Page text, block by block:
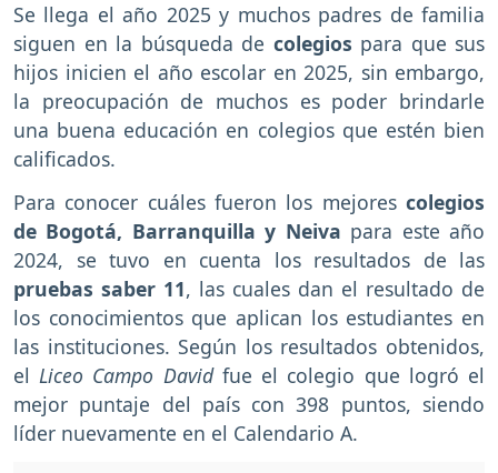
Se llega el año 2025 y muchos padres de familia
siguen en la búsqueda de colegios para que sus
hijos inicien el año escolar en 2025, sin embargo,
la preocupación de muchos es poder brindarle
una buena educación en colegios que estén bien
calificados.
Para conocer cuáles fueron los mejores colegios
de Bogotá, Barranquilla y Neiva para este año
2024, se tuvo en cuenta los resultados de las
pruebas saber 11, las cuales dan el resultado de
los conocimientos que aplican los estudiantes en
las instituciones. Según los resultados obtenidos,
elLiceo Campo David fue el colegio que logró el
mejor puntaje del país con 398 puntos, siendo
líder nuevamente en el Calendario A.